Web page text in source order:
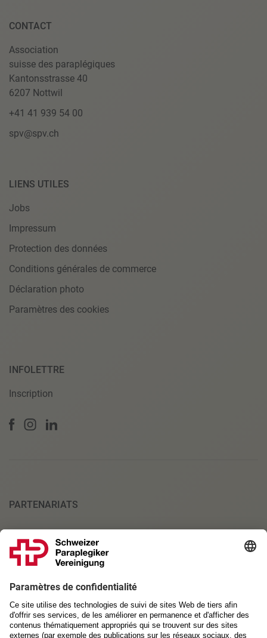
CONTACT
Association
suisse des paraplégiques
Kantonsstrasse 40
6207 Nottwil
+41 41 939 54 00
spv@spv.ch
LIENS UTILES
Jobs
Impressum
Protection des données
Conditions générales de commerce
Déclaration photo
Paramètres des cookies
INFOLETTRE
Inscription
PARTENARIATS